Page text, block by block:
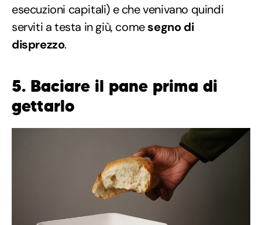
esecuzioni capitali) e che venivano quindi
serviti a testa in giù, comesegno di
disprezzo.
5. Baciare il pane prima di
gettarlo